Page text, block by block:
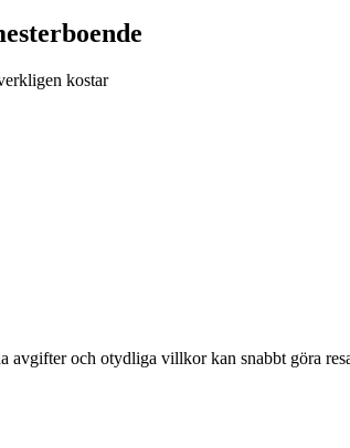
kostar
avgifter och otydliga villkor kan snabbt göra